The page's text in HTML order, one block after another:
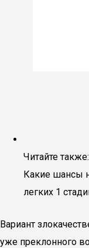
Читайте также:
Какие шансы
легких 1
Вариант
уже преклонного